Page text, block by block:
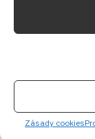
Zásady cookies